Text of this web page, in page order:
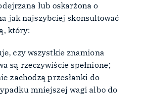
lub oskarżona o
jak najszybciej skonsultować
który:
czy wszystkie znamiona
są rzeczywiście spełnione;
zachodzą przesłanki do
mniejszej wagi albo do